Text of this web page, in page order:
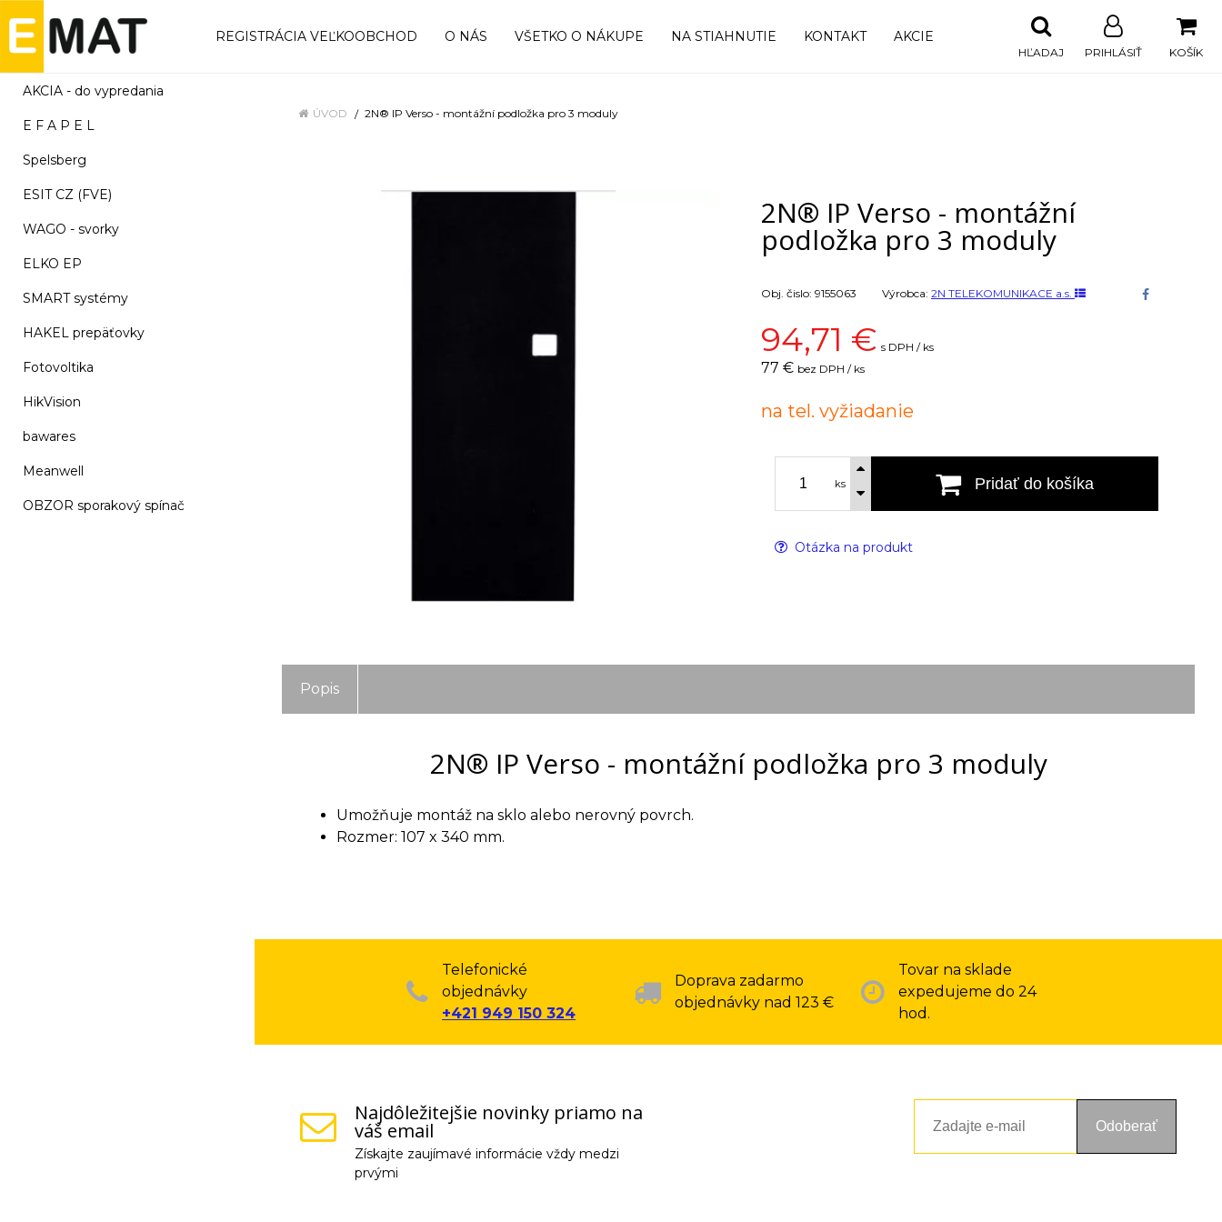
REGISTRÁCIA VEĽKOOBCHOD O NÁS VŠETKO O NÁKUPE NA STIAHNUTIE KONTAKT AKCIE
KOŠÍK
PRIHLÁSIŤ
HĽADAJ
AKCIA - do vypredania
E F A P E L
Spelsberg
ESIT CZ (FVE)
WAGO - svorky
ELKO EP
SMART systémy
HAKEL prepäťovky
Fotovoltika
HikVision
bawares
Meanwell
OBZOR sporakový spínač
ÚVOD 2N® IP Verso - montážní podložka pro 3 moduly
2N® IP Verso - montážní
podložka pro 3 moduly
Obj. čislo: 9155063 Výrobca: 2N TELEKOMUNIKACE a.s.
94,71 € s DPH / ks
77 € bez DPH / ks
na tel. vyžiadanie
ks Pridať do košíka
Otázka na produkt
Popis
2N® IP Verso - montážní podložka pro 3 moduly
Umožňuje montáž na sklo alebo nerovný povrch.
Rozmer: 107 x 340 mm.
Telefonické
objednávky
+421 949 150 324
Doprava zadarmo
objednávky nad 123 €
Tovar na sklade
expedujeme do 24
hod.
Najdôležitejšie novinky priamo na
váš email
Získajte zaujímavé informácie vždy medzi
prvými
Odoberať